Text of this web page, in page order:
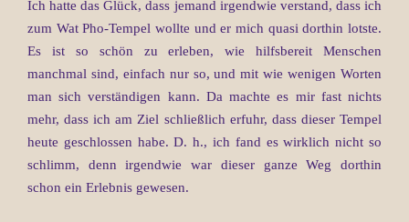
Ich hatte das Glück, dass jemand irgendwie verstand, dass ich
zum Wat Pho-Tempel wollte und er mich quasi dorthin lotste.
Es ist so schön zu erleben, wie hilfsbereit Menschen
manchmal sind, einfach nur so, und mit wie wenigen Worten
man sich verständigen kann. Da machte es mir fast nichts
mehr, dass ich am Ziel schließlich erfuhr, dass dieser Tempel
heute geschlossen habe. D. h., ich fand es wirklich nicht so
schlimm, denn irgendwie war dieser ganze Weg dorthin
schon ein Erlebnis gewesen.